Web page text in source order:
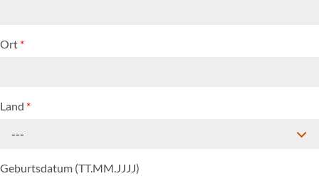
Ort *
Land *
---
Geburtsdatum (TT.MM.JJJJ)